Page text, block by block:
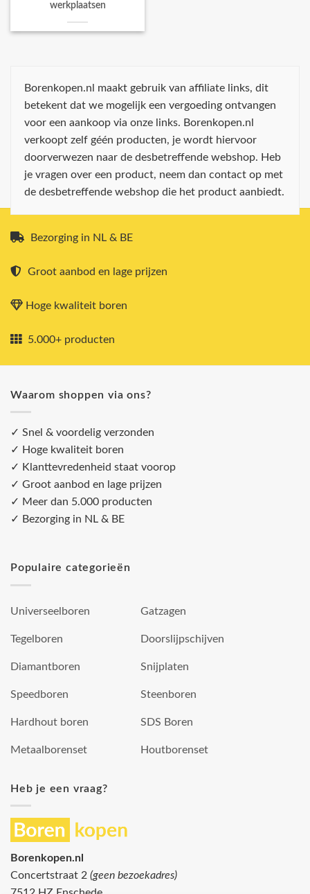
werkplaatsen
Borenkopen.nl maakt gebruik van affiliate links, dit
betekent dat we mogelijk een vergoeding ontvangen
voor een aankoop via onze links. Borenkopen.nl
verkoopt zelf géén producten, je wordt hiervoor
doorverwezen naar de desbetreffende webshop. Heb
je vragen over een product, neem dan contact op met
de desbetreffende webshop die het product aanbiedt.
Bezorging in NL & BE
Groot aanbod en lage prijzen
Hoge kwaliteit boren
5.000+ producten
Waarom shoppen via ons?
✓ Snel & voordelig verzonden
✓ Hoge kwaliteit boren
✓ Klanttevredenheid staat voorop
✓ Groot aanbod en lage prijzen
✓ Meer dan 5.000 producten
✓ Bezorging in NL & BE
Populaire categorieën
Universeelboren
Tegelboren
Diamantboren
Speedboren
Hardhout boren
Metaalborenset
Gatzagen
Doorslijpschijven
Snijplaten
Steenboren
SDS Boren
Houtborenset
Heb je een vraag?
Borenkopen.nl
Concertstraat 2 (geen bezoekadres)